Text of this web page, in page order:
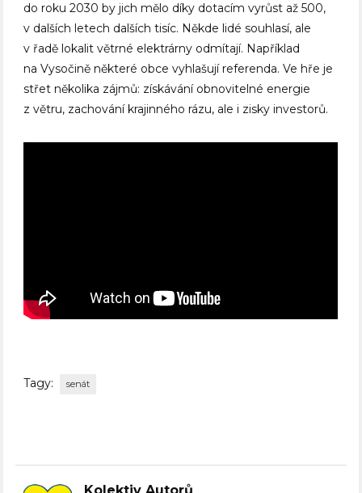
do roku 2030 by jich mělo díky dotacím vyrůst až 500,
v dalších letech dalších tisíc. Někde lidé souhlasí, ale
v řadě lokalit větrné elektrárny odmítají. Například
na Vysočině některé obce vyhlašují referenda. Ve hře je
střet několika zájmů: získávání obnovitelné energie
z větru, zachování krajinného rázu, ale i zisky investorů.
Tagy: senát